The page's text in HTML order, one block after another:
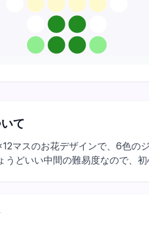
て
マスのお花デザインで、6色の
うどいい中間の難易度なので、